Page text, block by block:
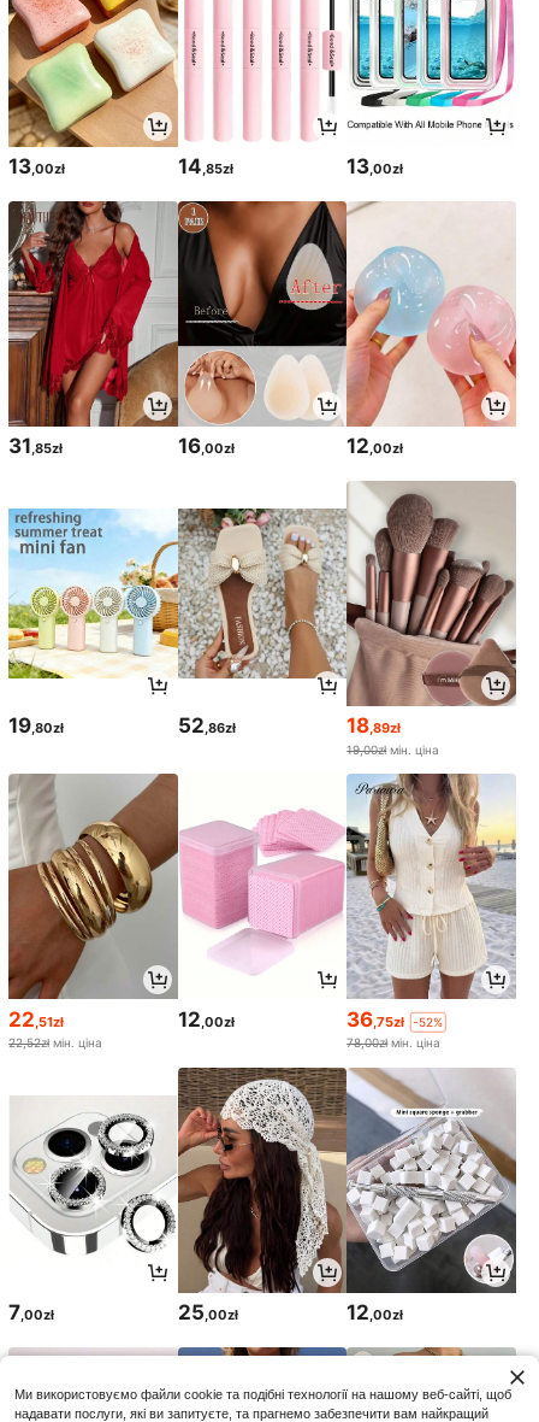
13 ,00zł 14 ,85zł 13 ,00zł
31,85zł 16,00zł 12,00zł
19,80zł 52,86zł 18,89zł
19,00zł мін. ціна
22 ,51zł
22,52zł мін. ціна
12 ,00zł 36 ,75zł
-52%
78,00zł мін. ціна
7 ,00zł 25 ,00zł 12 ,00zł
Ми використовуємо файли cookie та подібні технології на нашому веб-сайті, щоб
надавати послуги, які ви запитуєте, та прагнемо забезпечити вам найкращий